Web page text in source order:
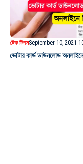
টেক টিপসSeptember 10, 2021
ভোটার কার্ড ডাউনলোড